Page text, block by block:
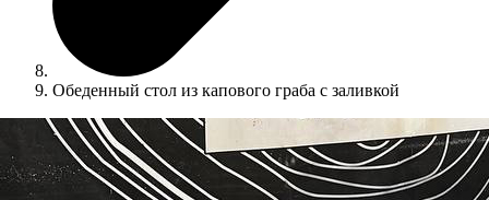
Обеденный стол из капового граба с заливкой